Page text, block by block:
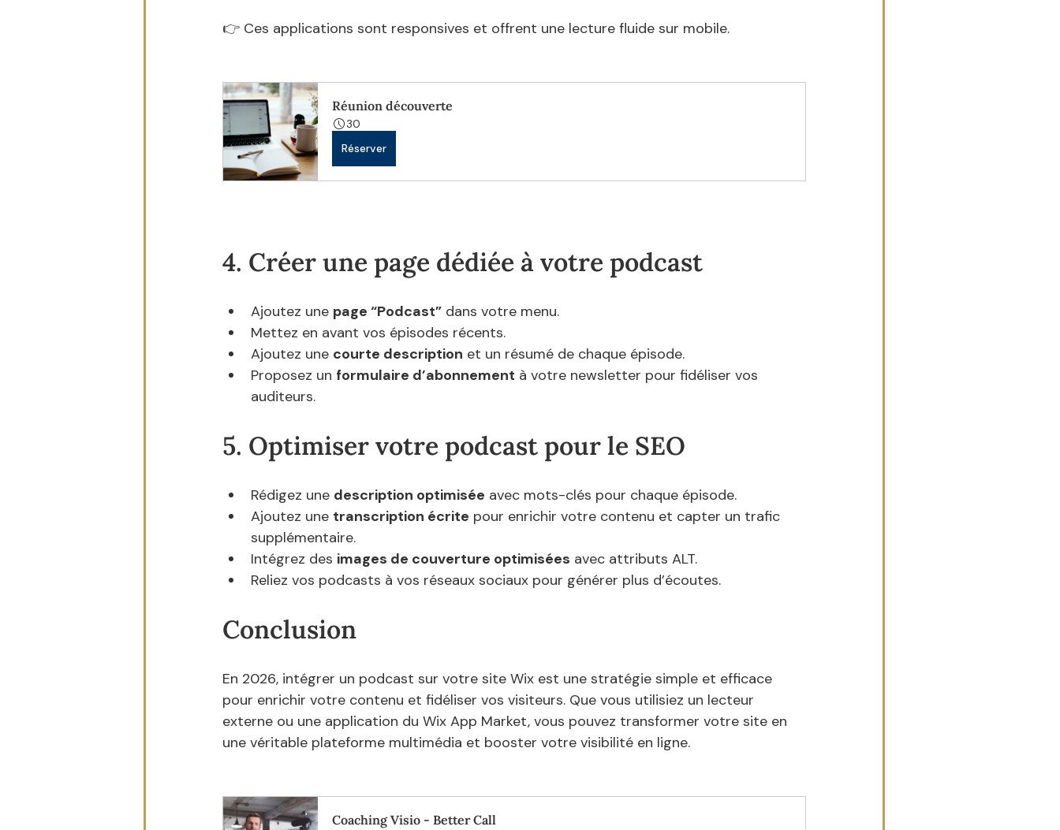
👉 Ces applications sont responsives et offrent une lecture fluide sur mobile.
Réunion découverte
30
Réserver
4. Créer une page dédiée à votre podcast
Ajoutez une page “Podcast” dans votre menu.
Mettez en avant vos épisodes récents.
Ajoutez une courte description et un résumé de chaque épisode.
Proposez un formulaire d’abonnement à votre newsletter pour fidéliser vos
auditeurs.
5. Optimiser votre podcast pour le SEO
Rédigez une description optimisée avec mots-clés pour chaque épisode.
Ajoutez une transcription écrite pour enrichir votre contenu et capter un trafic
supplémentaire.
Intégrez des images de couverture optimisées avec attributs ALT.
Reliez vos podcasts à vos réseaux sociaux pour générer plus d’écoutes.
Conclusion
En 2026, intégrer un podcast sur votre site Wix est une stratégie simple et efficace
pour enrichir votre contenu et fidéliser vos visiteurs. Que vous utilisiez un lecteur
externe ou une application du Wix App Market, vous pouvez transformer votre site en
une véritable plateforme multimédia et booster votre visibilité en ligne.
Coaching Visio - Better Call